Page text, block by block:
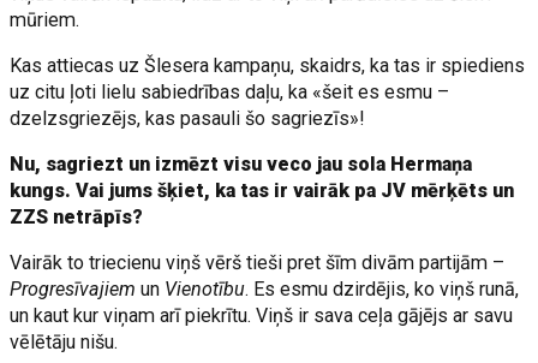
mūriem.
Kas attiecas uz Šlesera kampaņu, skaidrs, ka tas ir spiediens
uz citu ļoti lielu sabiedrības daļu, ka «šeit es esmu –
dzelzsgriezējs, kas pasauli šo sagriezīs»!
Nu, sagriezt un izmēzt visu veco jau sola Hermaņa
kungs. Vai jums šķiet, ka tas ir vairāk pa JV mērķēts un
ZZS netrāpīs?
Vairāk to triecienu viņš vērš tieši pret šīm divām partijām –
Progresīvajiemun Vienotību. Es esmu dzirdējis, ko viņš runā,
un kaut kur viņam arī piekrītu. Viņš ir sava ceļa gājējs ar savu
vēlētāju nišu.